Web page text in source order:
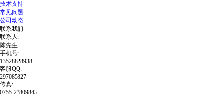
技术支持
常见问题
公司动态
联系我们
联系人:
陈先生
手机号:
13528828938
客服QQ:
297085327
传真:
0755-27809843